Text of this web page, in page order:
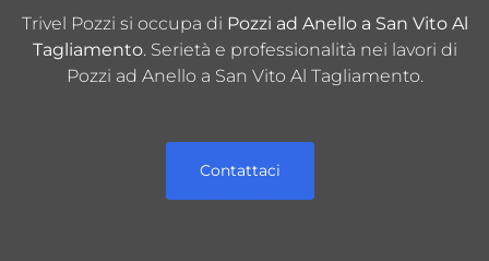
Trivel Pozzi si occupa di Pozzi ad Anello a San Vito Al
Tagliamento. Serietà e professionalità nei lavori di
Pozzi ad Anello a San Vito Al Tagliamento.
Contattaci